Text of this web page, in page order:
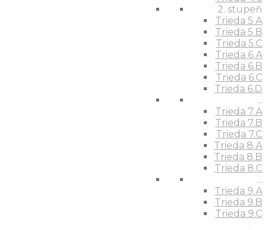
2. stupeň
Trieda 5.A
Trieda 5.B
Trieda 5.C
Trieda 6.A
Trieda 6.B
Trieda 6.C
Trieda 6.D
...
Trieda 7.A
Trieda 7.B
Trieda 7.C
Trieda 8.A
Trieda 8.B
Trieda 8.C
...
Trieda 9.A
Trieda 9.B
Trieda 9.C